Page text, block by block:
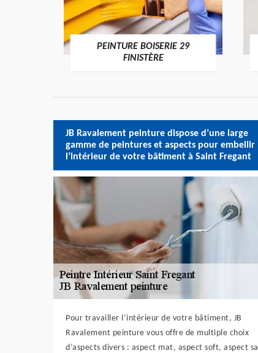
PEINTURE BOISERIE 29
FINISTÈRE
JB Ravalement peinture dispose d’une large
gamme de peintures et aspects pour embellir
l’intérieur de votre bâtiment à Saint Fregant
Pour travailler l’intérieur de votre bâtiment, JB
Ravalement peinture vous offre de multiple choix
d’aspects divers : aspect mat, aspect soft, aspect